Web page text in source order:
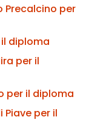
Precalcino per
diploma
per il
per il diploma
Piave per il